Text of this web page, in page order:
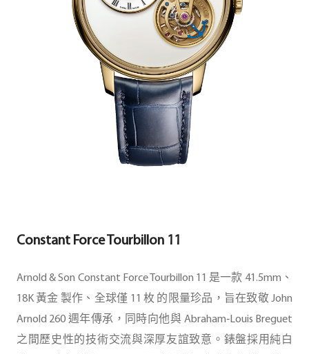
Constant Force Tourbillon 11
Arnold & Son Constant Force Tourbillon 11 是一款 41.5mm、
18K 黃金 製作、全球僅 11 枚 的限量珍品，旨在致敬 John
Arnold 260 週年傳承，同時向他與 Abraham‑Louis Breguet
之間歷史性的技術交流與深厚友誼致意。錶盤採用純白